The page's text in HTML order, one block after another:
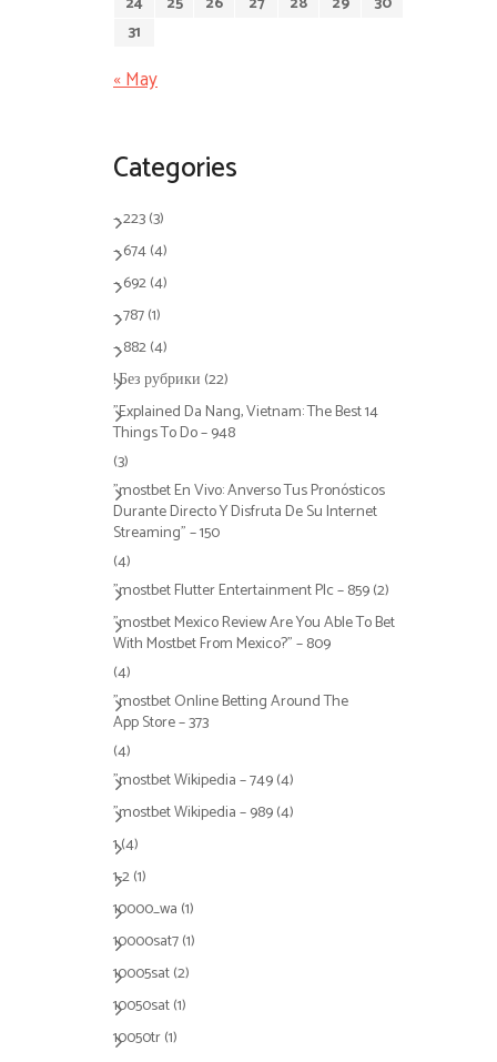
31
« May
Categories
– 223(3)
– 674(4)
– 692(4)
– 787(1)
– 882(4)
! Без рубрики (22)
"Explained Da Nang, Vietnam: The Best 14
Things To Do – 948
(3)
"mostbet En Vivo: Anverso Tus Pronósticos
Durante Directo Y Disfruta De Su Internet
Streaming" – 150
(4)
"mostbet Flutter Entertainment Plc – 859(2)
"mostbet Mexico Review Are You Able To Bet
With Mostbet From Mexico?" – 809
(4)
"‎mostbet Online Betting Around The
App Store – 373
(4)
"mostbet Wikipedia – 749(4)
"mostbet Wikipedia – 989(4)
1(4)
1-2(1)
10000_wa (1)
10000sat7(1)
10005sat(2)
10050sat(1)
10050tr(1)